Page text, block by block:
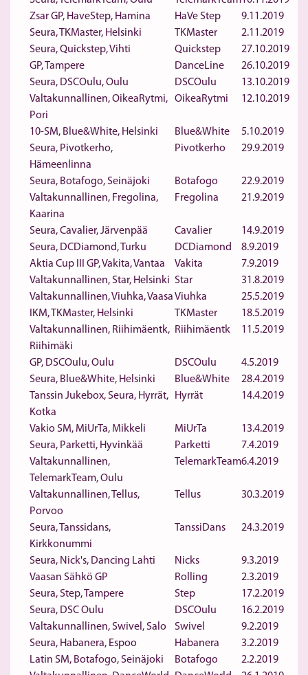
Zsar GP, HaveStep, Hamina
HaVe Step
9.11.2019
Seura, TKMaster, Helsinki
TKMaster
2.11.2019
Seura, Quickstep, Vihti
Quickstep
27.10.2019
GP, Tampere
DanceLine
26.10.2019
Seura, DSCOulu, Oulu
DSCOulu
13.10.2019
Valtakunnallinen, OikeaRytmi,
Pori
OikeaRytmi 12.10.2019
10-SM, Blue&White, Helsinki Blue&White
5.10.2019
Seura, Pivotkerho,
Hämeenlinna
Pivotkerho 29.9.2019
Seura, Botafogo, Seinäjoki Botafogo
22.9.2019
Valtakunnallinen, Fregolina,
Kaarina
Fregolina 21.9.2019
Seura, Cavalier, Järvenpää Cavalier
14.9.2019
Seura, DCDiamond, Turku
DCDiamond
8.9.2019
Aktia Cup III GP, Vakita, Vantaa
Vakita
7.9.2019
Valtakunnallinen, Star, Helsinki Star
31.8.2019
Valtakunnallinen, Viuhka, VaasaViuhka
25.5.2019
IKM, TKMaster, Helsinki
TKMaster
18.5.2019
Valtakunnallinen, Riihimäentk,
Riihimäki
Riihimäentk 11.5.2019
GP, DSCOulu, Oulu DSCOulu
4.5.2019
Seura, Blue&White, Helsinki
Blue&White
28.4.2019
Tanssin Jukebox, Seura, Hyrrät,
Kotka
Hyrrät 14.4.2019
Vakio SM, MiUrTa, Mikkeli MiUrTa
13.4.2019
Seura, Parketti, Hyvinkää
Parketti
7.4.2019
Valtakunnallinen,
TelemarkTeam, Oulu
TelemarkTeam6.4.2019
Valtakunnallinen, Tellus,
Porvoo
Tellus 30.3.2019
Seura, Tanssidans,
Kirkkonummi
TanssiDans 24.3.2019
Seura, Nick's, Dancing Lahti Nicks
9.3.2019
Vaasan Sähkö GP
Rolling
2.3.2019
Seura, Step, Tampere
Step
17.2.2019
Seura, DSC Oulu
DSCOulu
16.2.2019
Valtakunnallinen, Swivel, Salo
Swivel
9.2.2019
Seura, Habanera, Espoo
Habanera
3.2.2019
Latin SM, Botafogo, Seinäjoki
Botafogo
2.2.2019